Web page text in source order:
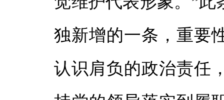
独新增的一条，重要
认识肩负的政治责任